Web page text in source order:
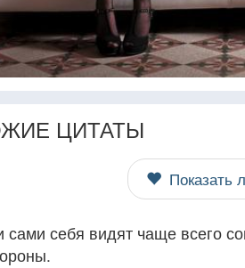
ЦИТАТЫ
Показать
себя видят чаще всего